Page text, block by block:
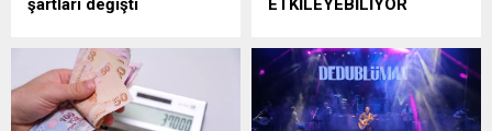
düzenlemeleri de içeren
Devlet Memurları Kanunu ile
Bazı Kanun ve Kanun
Hükmünde Kararnamelerde
akla ilk olarak kalabalık
sofralar, aile ziyaretleri ve
ikramlar geliyor. Ancak
bayram süresince birçok kişi